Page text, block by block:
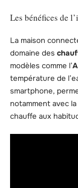
Les bénéfices de
La maison
domaine des
modèles comme l’
température de
smartphone,
notamment avec
chauffe aux